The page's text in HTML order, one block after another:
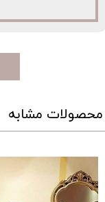
محصولات مشابه